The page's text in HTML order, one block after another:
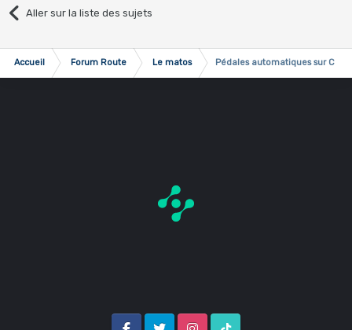
Aller sur la liste des sujets
Accueil Forum Route Le matos Pédales automatiques sur